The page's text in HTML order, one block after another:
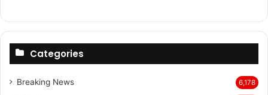
Categories
Breaking News 6,178